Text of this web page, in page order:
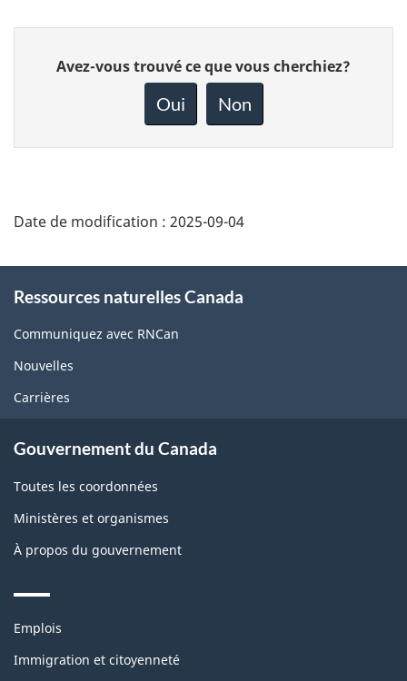
Donnez
votre
page
Avez-vous trouvé ce que vous cherchiez?
Oui Non
Date de modification : 2025-09-04
this
site
Ressources naturelles Canada
Communiquez avec RNCan
Nouvelles
Carrières
Gouvernement du Canada
Toutes les coordonnées
Ministères et organismes
À propos du gouvernement
Themes
topics
Emplois
Immigration et citoyenneté